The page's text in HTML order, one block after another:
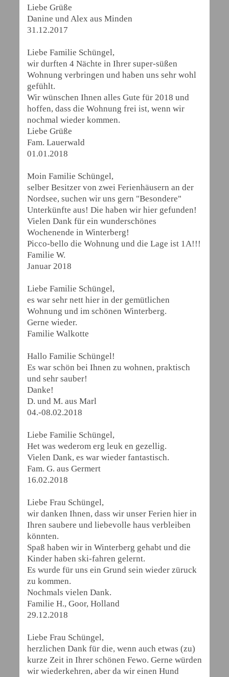
Liebe Grüße
Danine und Alex aus Minden
31.12.2017
Liebe Familie Schüngel,
wir durften 4 Nächte in Ihrer super-süßen
Wohnung verbringen und haben uns sehr wohl
gefühlt.
Wir wünschen Ihnen alles Gute für 2018 und
hoffen, dass die Wohnung frei ist, wenn wir
nochmal wieder kommen.
Liebe Grüße
Fam. Lauerwald
01.01.2018
Moin Familie Schüngel,
selber Besitzer von zwei Ferienhäusern an der
Nordsee, suchen wir uns gern "Besondere"
Unterkünfte aus! Die haben wir hier gefunden!
Vielen Dank für ein wunderschönes
Wochenende in Winterberg!
Picco-bello die Wohnung und die Lage ist 1A!!!
Familie W.
Januar 2018
Liebe Familie Schüngel,
es war sehr nett hier in der gemütlichen
Wohnung und im schönen Winterberg.
Gerne wieder.
Familie Walkotte
Hallo Familie Schüngel!
Es war schön bei Ihnen zu wohnen, praktisch
und sehr sauber!
Danke!
D. und M. aus Marl
04.-08.02.2018
Liebe Familie Schüngel,
Het was wederom erg leuk en gezellig.
Vielen Dank, es war wieder fantastisch.
Fam. G. aus Germert
16.02.2018
Liebe Frau Schüngel,
wir danken Ihnen, dass wir unser Ferien hier in
Ihren saubere und liebevolle haus verbleiben
könnten.
Spaß haben wir in Winterberg gehabt und die
Kinder haben ski-fahren gelernt.
Es wurde für uns ein Grund sein wieder züruck
zu kommen.
Nochmals vielen Dank.
Familie H., Goor, Holland
29.12.2018
Liebe Frau Schüngel,
herzlichen Dank für die, wenn auch etwas (zu)
kurze Zeit in Ihrer schönen Fewo. Gerne würden
wir wiederkehren, aber da wir einen Hund